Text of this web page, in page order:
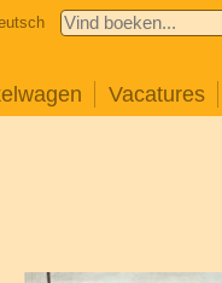
Vacatures